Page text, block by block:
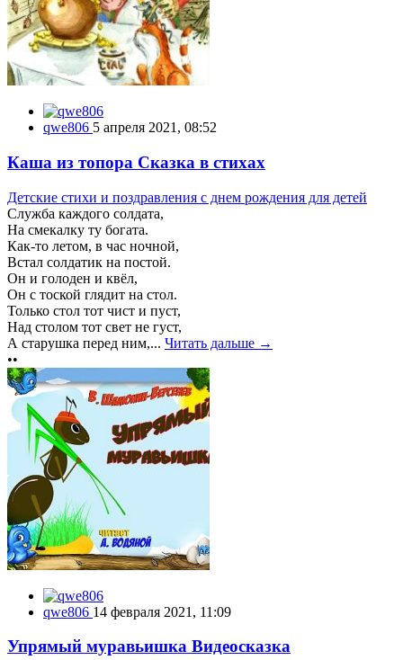
qwe806 5 апреля 2021, 08:52
Каша из топора Сказка в стихах
Детские стихи и поздравления с днем рождения для детей
Служба каждого солдата,
На смекалку ту богата.
Как-то летом, в час ночной,
Встал солдатик на постой.
Он и голоден и квёл,
Он с тоской глядит на стол.
Только стол тот чист и пуст,
Над столом тот свет не густ,
А старушка перед ним,... Читать дальше →
••
qwe806 14 февраля 2021, 11:09
Упрямый муравьишка Видеосказка